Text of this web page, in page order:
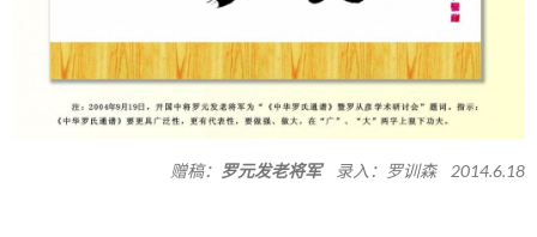
赠稿： 罗元发老将军录入：罗训森 2014.6.18